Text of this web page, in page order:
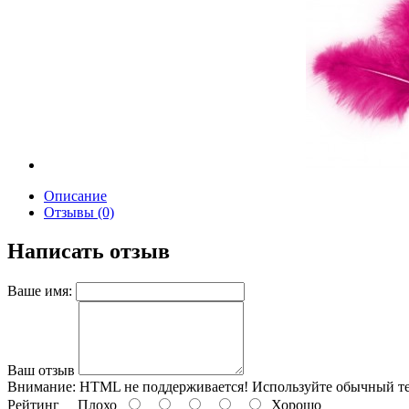
Описание
Отзывы (0)
Написать отзыв
Ваше имя:
Ваш отзыв
Внимание: HTML не поддерживается! Используйте обычный
Рейтинг Плохо Хорошо